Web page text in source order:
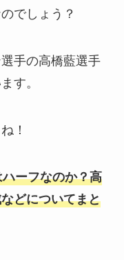
でしょう？
手の高橋藍選手
す。
！
ーフなのか？高
どについてまと